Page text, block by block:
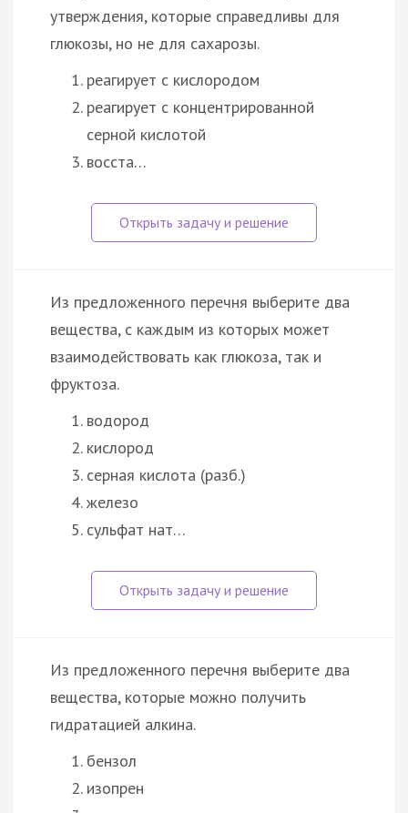
утверждения, которые справедливы для
глюкозы, но не для сахарозы.
реагирует с кислородом
реагирует с концентрированной
серной кислотой
восста…
Из предложенного перечня выберите два
вещества, с каждым из которых может
взаимодействовать как глюкоза, так и
фруктоза.
водород
кислород
серная кислота (разб.)
железо
сульфат нат…
Из предложенного перечня выберите два
вещества, которые можно получить
гидратацией алкина.
бензол
изопрен